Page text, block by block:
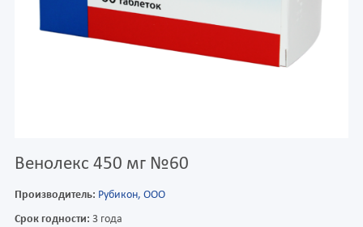
Венолекс 450 мг №60
Производитель: Рубикон, ООО
Срок годности: 3 года